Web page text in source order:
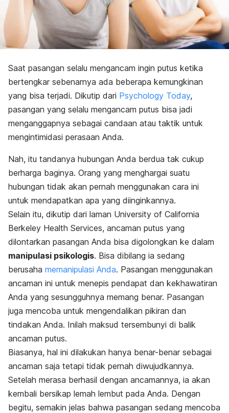
Saat pasangan selalu mengancam ingin putus ketika
bertengkar sebenarnya ada beberapa kemungkinan
yang bisa terjadi. Dikutip dari Psychology Today,
pasangan yang selalu mengancam putus bisa jadi
menganggapnya sebagai candaan atau taktik untuk
mengintimidasi perasaan Anda.
Nah, itu tandanya hubungan Anda berdua tak cukup
berharga baginya. Orang yang menghargai suatu
hubungan tidak akan pernah menggunakan cara ini
untuk mendapatkan apa yang diinginkannya.
Selain itu, dikutip dari laman University of California
Berkeley Health Services, ancaman putus yang
dilontarkan pasangan Anda bisa digolongkan ke dalam
manipulasi psikologis. Bisa dibilang ia sedang
berusaha memanipulasi Anda. Pasangan menggunakan
ancaman ini untuk menepis pendapat dan kekhawatiran
Anda yang sesungguhnya memang benar. Pasangan
juga mencoba untuk mengendalikan pikiran dan
tindakan Anda. Inilah maksud tersembunyi di balik
ancaman putus.
Biasanya, hal ini dilakukan hanya benar-benar sebagai
ancaman saja tetapi tidak pernah diwujudkannya.
Setelah merasa berhasil dengan ancamannya, ia akan
kembali bersikap lemah lembut pada Anda. Dengan
begitu, semakin jelas bahwa pasangan sedang mencoba